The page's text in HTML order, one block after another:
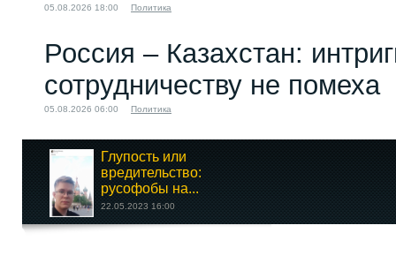
05.08.2026 18:00 Политика
Россия – Казахстан:
сотрудничеству не помеха
05.08.2026 06:00 Политика
Глупость или
вредительство:
русофобы на...
22.05.2023 16:00